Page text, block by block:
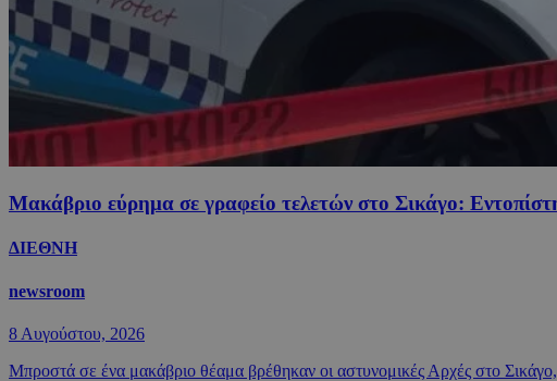
Μακάβριο εύρημα σε γραφείο τελετών στο Σικάγο:
ΔΙΕΘΝΗ
newsroom
8 Αυγούστου, 2026
Μπροστά σε ένα μακάβριο θέαμα βρέθηκαν οι αστυνομικές Αρχές στο